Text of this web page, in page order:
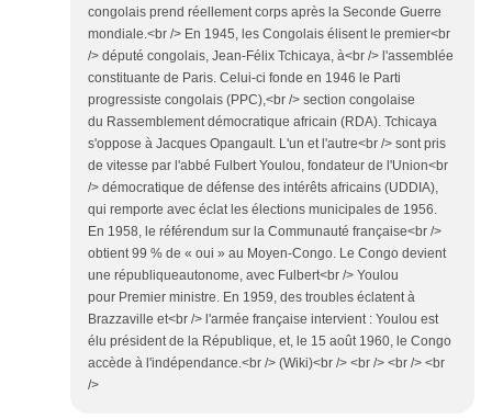
congolais prend réellement corps après la Seconde Guerre
mondiale.<br /> En 1945, les Congolais élisent le premier<br
/> député congolais, Jean-Félix Tchicaya, à<br /> l'assemblée
constituante de Paris. Celui-ci fonde en 1946 le Parti
progressiste congolais (PPC),<br /> section congolaise
du Rassemblement démocratique africain (RDA). Tchicaya
s'oppose à Jacques Opangault. L'un et l'autre<br /> sont pris
de vitesse par l'abbé Fulbert Youlou, fondateur de l'Union<br
/> démocratique de défense des intérêts africains (UDDIA),
qui remporte avec éclat les élections municipales de 1956.
En 1958, le référendum sur la Communauté française<br />
obtient 99 % de « oui » au Moyen-Congo. Le Congo devient
une républiqueautonome, avec Fulbert<br /> Youlou
pour Premier ministre. En 1959, des troubles éclatent à
Brazzaville et<br /> l'armée française intervient : Youlou est
élu président de la République, et, le 15 août 1960, le Congo
accède à l'indépendance.<br /> (Wiki)<br /> <br /> <br /> <br
/>